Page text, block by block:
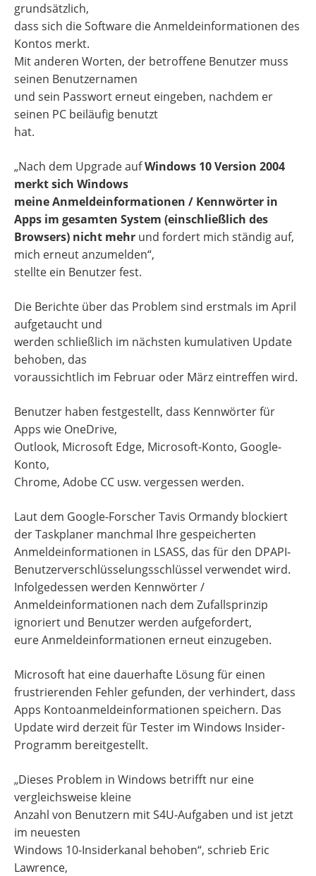
grundsätzlich,
dass sich die Software die Anmeldeinformationen des
Kontos merkt.
Mit anderen Worten, der betroffene Benutzer muss
seinen Benutzernamen
und sein Passwort erneut eingeben, nachdem er
seinen PC beiläufig benutzt
hat.
„Nach dem Upgrade aufWindows 10 Version 2004
merkt sich Windows
meine Anmeldeinformationen / Kennwörter in
Apps im gesamten System (einschließlich des
Browsers) nicht mehr und fordert mich ständig auf,
mich erneut anzumelden“,
stellte ein Benutzer fest.
Die Berichte über das Problem sind erstmals im April
aufgetaucht und
werden schließlich im nächsten kumulativen Update
behoben, das
voraussichtlich im Februar oder März eintreffen wird.
Benutzer haben festgestellt, dass Kennwörter für
Apps wie OneDrive,
Outlook, Microsoft Edge, Microsoft-Konto, Google-
Konto,
Chrome, Adobe CC usw. vergessen werden.
Laut dem Google-Forscher Tavis Ormandy blockiert
der Taskplaner manchmal Ihre gespeicherten
Anmeldeinformationen in LSASS, das für den DPAPI-
Benutzerverschlüsselungsschlüssel verwendet wird.
Infolgedessen werden Kennwörter /
Anmeldeinformationen nach dem Zufallsprinzip
ignoriert und Benutzer werden aufgefordert,
eure Anmeldeinformationen erneut einzugeben.
Microsoft hat eine dauerhafte Lösung für einen
frustrierenden Fehler gefunden, der verhindert, dass
Apps Kontoanmeldeinformationen speichern. Das
Update wird derzeit für Tester im Windows Insider-
Programm bereitgestellt.
„Dieses Problem in Windows betrifft nur eine
vergleichsweise kleine
Anzahl von Benutzern mit S4U-Aufgaben und ist jetzt
im neuesten
Windows 10-Insiderkanal behoben“, schrieb Eric
Lawrence,